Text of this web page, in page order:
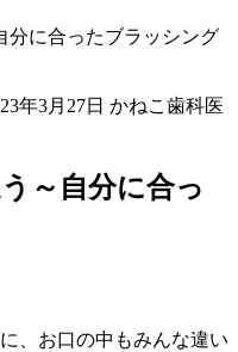
分に合ったブラッシング
年3月27日 かねこ歯科医
～自分に合っ
、お口の中もみんな違い